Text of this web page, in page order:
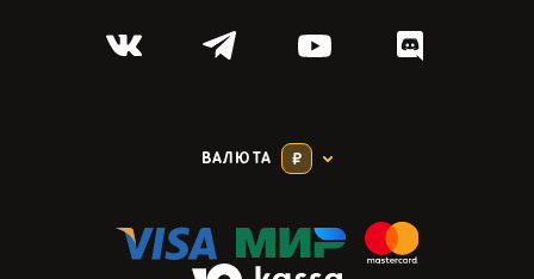
ВАЛЮТА ₽